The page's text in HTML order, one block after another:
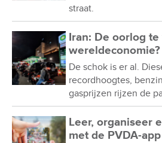
straat.
Iran: De oorlog
wereldeconomie?
De schok is er al.
recordhoogtes,
gasprijzen rijzen de
Leer, organiseer
met de PVDA-